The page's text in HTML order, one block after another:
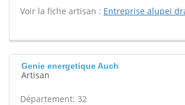
Voir la fiche artisan : Entreprise alupei
Genie energetique Auch
Artisan
Département: 32